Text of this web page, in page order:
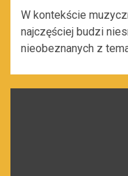
W kontekście
najczęściej budzi
nieobeznanych z